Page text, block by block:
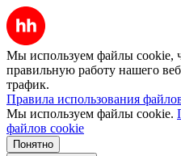
Мы используем файлы cookie,
правильную работу нашего
трафик.
Правила использования
Мы используем файлы cookie.
файлов cookie
Понятно